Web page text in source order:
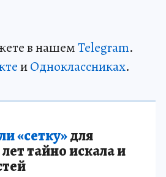
в нашемTelegram.
иОдноклассниках.
«сетку»для
тайно искала и